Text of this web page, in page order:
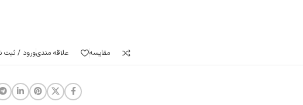
مقایسه علاقه مندیورود / ثبت